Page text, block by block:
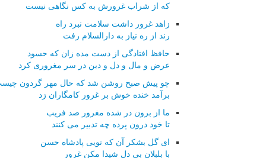
که از شراب غرورش به کس نگاهی نیست
زاهد غرور داشت سلامت نبرد راه
رند از ره نیاز به دارالسلام رفت
حافظ افتادگی از دست مده زان که حسود
عرض و مال و دل و دین در سر مغروری کرد
چو پیش صبح روشن شد که حال مهر گردون
برآمد خنده خوش بر غرور کامگاران زد
ما از برون در شده مغرور صد فریب
تا خود درون پرده چه تدبیر می کنند
ای گل بشکر آن که تویی پادشاه حسن
با بلبلان بی دل شیدا مکن غرور